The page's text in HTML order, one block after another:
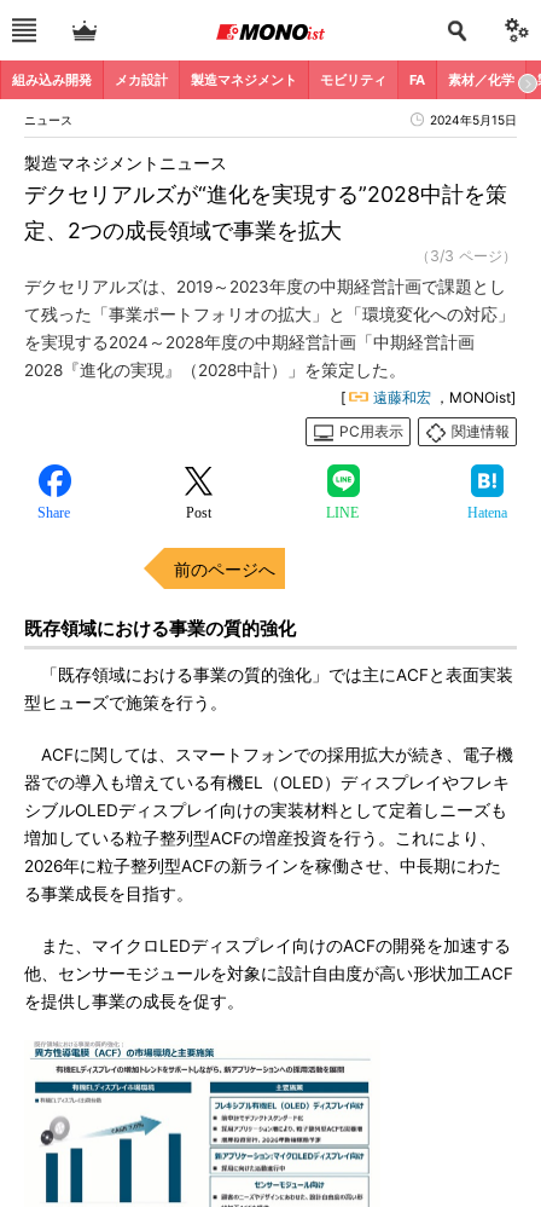
組み込み開発 メカ設計 製造マネジメント モビリティ FA 素材／化学
ニュース 2024年5月15日
デクセリアルズが“進化を実現する”2028中計を策
定、2つの成長領域で事業を拡大
製造マネジメントニュース
（3/3 ページ）
デクセリアルズは、2019～2023年度の中期経営計画で課題とし
て残った「事業ポートフォリオの拡大」と「環境変化への対応」
を実現する2024～2028年度の中期経営計画「中期経営計画
2028『進化の実現』（2028中計）」を策定した。
[ 遠藤和宏 ，MONOist]
PC用表示
関連情報
Share Post LINE Hatena
前のページへ
既存領域における事業の質的強化
「既存領域における事業の質的強化」では主にACFと表面実装
型ヒューズで施策を行う。
ACFに関しては、スマートフォンでの採用拡大が続き、電子機
器での導入も増えている有機EL（OLED）ディスプレイやフレキ
シブルOLEDディスプレイ向けの実装材料として定着しニーズも
増加している粒子整列型ACFの増産投資を行う。これにより、
2026年に粒子整列型ACFの新ラインを稼働させ、中長期にわた
る事業成長を目指す。
また、マイクロLEDディスプレイ向けのACFの開発を加速する
他、センサーモジュールを対象に設計自由度が高い形状加工ACF
を提供し事業の成長を促す。